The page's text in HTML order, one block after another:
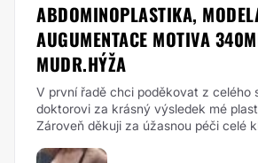
ABDOMINOPLASTIKA,
AUGUMENTACE MOTIVA
MUDR.HÝŽA
V první řadě chci poděkovat z celého
doktorovi za krásný výsledek mé
Zároveň děkuji za úžasnou péči celé